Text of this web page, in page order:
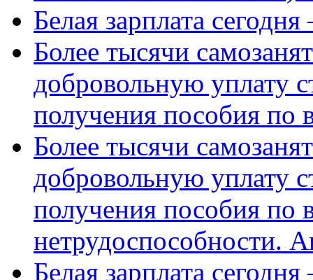
Белая зарплата
Более тысячи
добровольную уплату
получения пособия по
Более тысячи
добровольную уплату
получения пособия по
нетрудоспособности.
Белая зарплата